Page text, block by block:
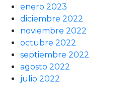
enero 2023
diciembre 2022
noviembre 2022
octubre 2022
septiembre 2022
agosto 2022
julio 2022